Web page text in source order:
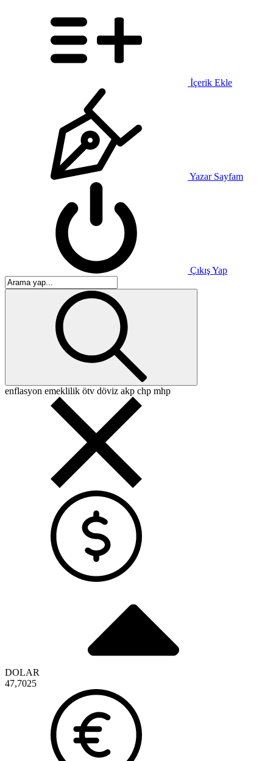
İçerik Ekle
Yazar Sayfam
Çıkış Yap
enflasyon emeklilik ötv döviz akp chp mhp
DOLAR
47,7025